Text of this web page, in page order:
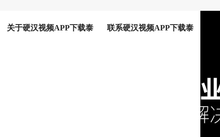
关于硬汉视频APP下载泰 联系硬汉视频APP下载泰